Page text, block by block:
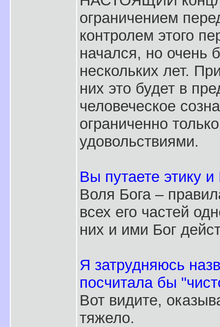
ограничением
контролем этого
начался, но очень
нескольких лет.
них это будет в
человеческое
ограниченно
удовольствиями.
Вы путаете этику
Воля Бога –
всех его частей
них и ими Бог
Я затрудняюсь
посчитала бы
Вот видите,
тяжело.